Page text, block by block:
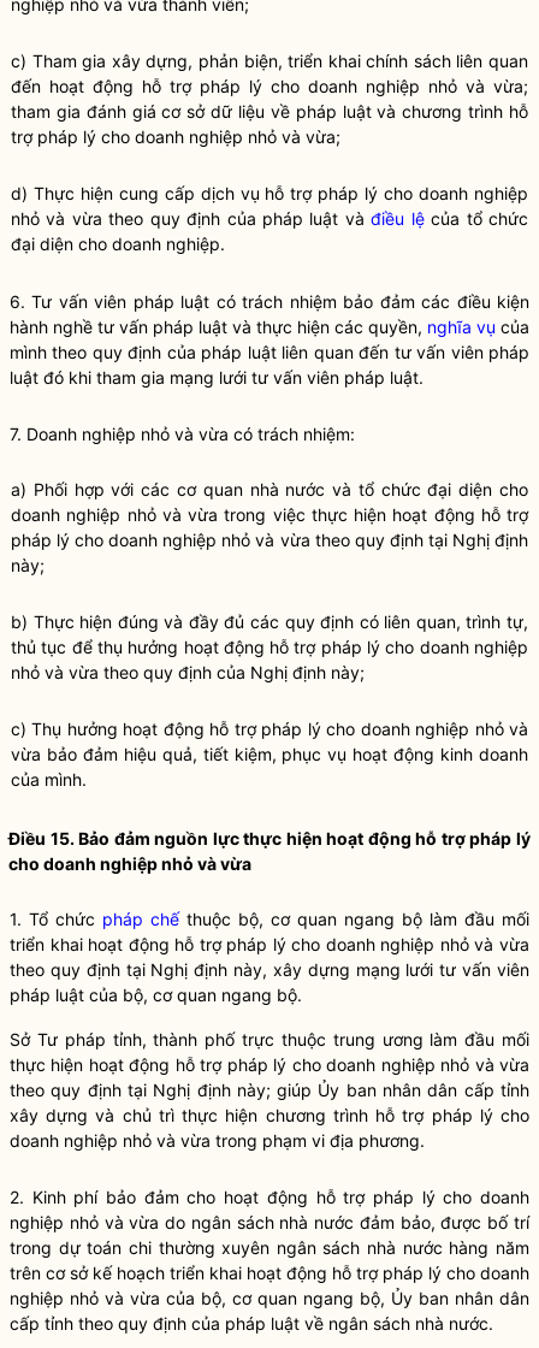
nghiệp nhỏ và vừa thành viên;
c) Tham gia xây dựng, phản biện, triển khai chính sách liên quan
đến hoạt động hỗ trợ pháp lý cho doanh nghiệp nhỏ và vừa;
tham gia đánh giá cơ sở dữ liệu về pháp luậtvàchương trình hỗ
trợ pháp lý cho doanh nghiệp nhỏ và vừa;
d) Thực hiện cung cấp dịch vụ hỗ trợ pháp lý cho doanh nghiệp
nhỏ và vừa theo quy định của pháp luật vàđiều lệcủa tổ chức
đại diện cho doanh nghiệp.
6. Tư vấn viên pháp luật có trách nhiệm bảo đảm các điều kiện
hành nghề tư vấn pháp luật và thực hiện các quyền, nghĩa vụ của
mình theo quy định của pháp luật liên quan đến tư vấn viên pháp
luật đó khi tham gia mạng lưới tư vấn viên pháp luật.
7. Doanh nghiệp nhỏ và vừa có trách nhiệm:
a) Phối hợp với các cơ quan nhà nước và tổ chức đại diện cho
doanh nghiệp nhỏ và vừa trong việc thực hiện hoạt động hỗ trợ
pháp lý cho doanh nghiệp nhỏ và vừa theo quy định tại Nghị định
này;
b) Thực hiện đúng và đầy đủ các quy định có liên quan, trình tự,
thủ tục để thụ hưởng hoạt động hỗ trợ pháp lý cho doanh nghiệp
nhỏ và vừa theo quy định của Nghị định này;
c) Thụ hưởng hoạt động hỗ trợ pháp lý cho doanh nghiệp nhỏ và
vừa bảo đảm hiệu quả, tiết kiệm, phục vụ hoạt động kinh doanh
của mình.
Điều 15. Bảo đảm nguồn lực thực hiện hoạt độnghỗ trợ pháp lý
cho doanh nghiệp nhỏ và vừa
1. Tổ chức pháp chếthuộc bộ, cơ quan ngang bộ làm đầu mối
triển khai hoạt động hỗ trợ pháp lý cho doanh nghiệp nhỏ và vừa
theo quy định tại Nghị định này, xây dựng mạng lưới tư vấn viên
pháp luật của bộ, cơ quan ngang bộ.
Sở Tư pháp tỉnh, thành phố trực thuộc trung ương làm đầu mối
thực hiện hoạt động hỗ trợ pháp lý cho doanh nghiệp nhỏ và vừa
theo quy định tại Nghị định này; giúp Ủy ban nhân dân cấp tỉnh
xây dựng và chủ trì thực hiện chương trình hỗ trợ pháp lý cho
doanh nghiệp nhỏ và vừa trong phạm vi địa phương.
2. Kinh phí bảo đảm cho hoạt động hỗ trợ pháp lý cho doanh
nghiệp nhỏ và vừa do ngân sách nhà nước đảm bảo, được bố trí
trong dự toán chi thường xuyên ngân sách nhà nước hàng năm
trên cơ sở kế hoạch triển khai hoạt động hỗ trợ pháp lý cho doanh
nghiệp nhỏ và vừa của bộ, cơ quan ngang bộ, Ủy ban nhân dân
cấp tỉnh theo quy định của pháp luật về ngân sách nhà nước.